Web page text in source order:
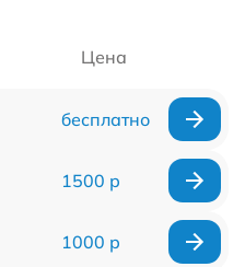
Цена
бесплатно
1500 р
1000 р